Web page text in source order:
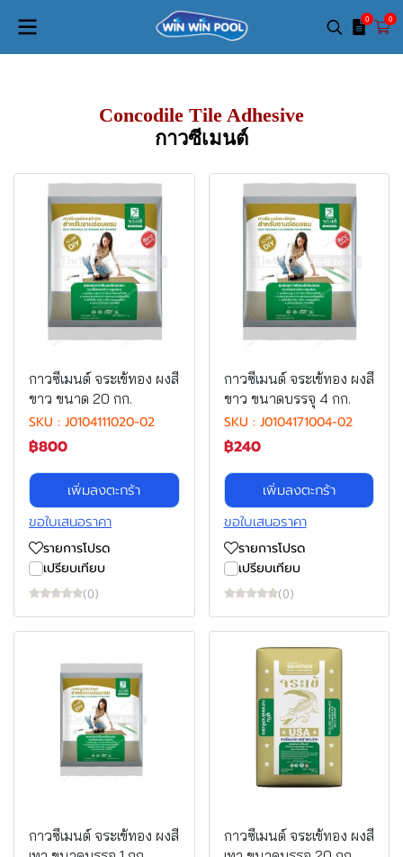
0 0
Concodile Tile Adhesive
กาวซีเมนต์
กาวซีเมนต์ จระเข้ทอง ผงสี
ขาว ขนาด 20 กก.
SKU : J0104111020-02
฿800
เพิ่มลงตะกร้า
ขอใบเสนอราคา
รายการโปรด
เปรียบเทียบ
(0)
กาวซีเมนต์ จระเข้ทอง ผงสี
ขาว ขนาดบรรจุ 4 กก.
SKU : J0104171004-02
฿240
เพิ่มลงตะกร้า
ขอใบเสนอราคา
รายการโปรด
เปรียบเทียบ
(0)
กาวซีเมนต์ จระเข้ทอง ผงสี
กาวซีเมนต์ จระเข้ทอง ผงสี